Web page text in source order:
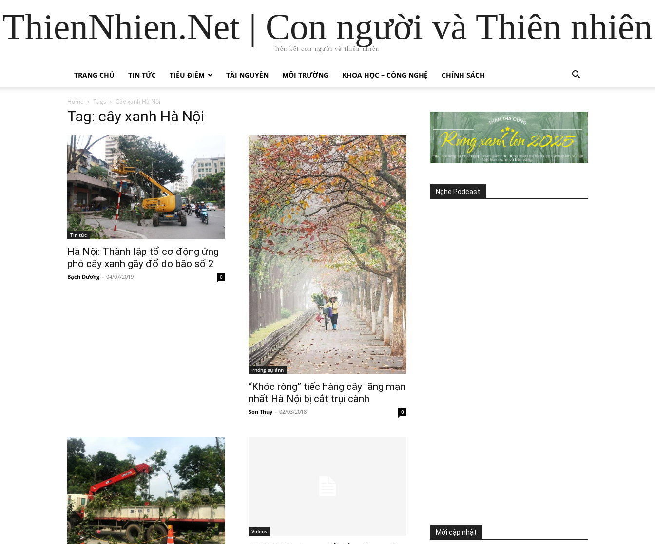
ThienNhien.Net | Con người và Thiên nhiên
liên kết con người và thiên nhiên
TRANG CHỦ TIN TỨC TIÊU ĐIỂM TÀI NGUYÊN MÔI TRƯỜNG KHOA HỌC – CÔNG NGHỆ CHÍNH SÁCH
Home Tags Cây xanh Hà Nội
Tag: cây xanh Hà Nội
Tin tức
Hà Nội: Thành lập tổ cơ động ứng
phó cây xanh gãy đổ do bão số 2
Bạch Dương - 04/07/2019 0
Phóng sự ảnh
“Khóc ròng” tiếc hàng cây lãng mạn
nhất Hà Nội bị cắt trụi cành
Son Thuy - 02/03/2018 0
Videos
Nghe Podcast
Mới cập nhật